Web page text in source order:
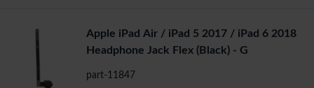
Apple iPad Air / iPad 5 2017 / iPad 6 2018
Headphone Jack Flex (Black) - G
part-11847